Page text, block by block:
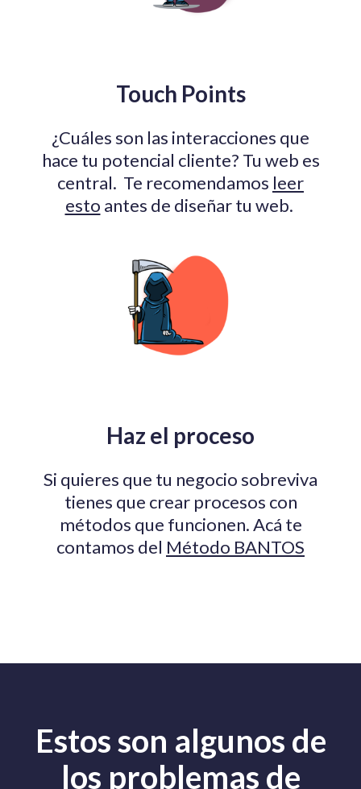
Touch Points
¿Cuáles son las interacciones que
hace tu potencial cliente? Tu web es
central. Te recomendamos leer
esto antes de diseñar tu web.
Haz el proceso
Si quieres que tu negocio sobreviva
tienes que crear procesos con
métodos que funcionen. Acá te
contamos del Método BANTOS
Estos son algunos de
los problemas de